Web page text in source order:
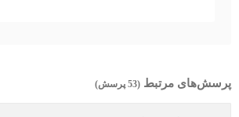
پرسش‌های مرتبط (53 پرسش)